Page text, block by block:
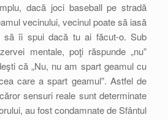
dacă joci baseball pe stradă
vecinului, vecinul poate să iasă
îi spui dacă tu ai făcut-o. Sub
mentale, poţi răspunde „nu”
că „Nu, nu am spart geamul cu
care a spart geamul”. Astfel de
sensuri reale sunt determinate
au fost condamnate de Sfântul